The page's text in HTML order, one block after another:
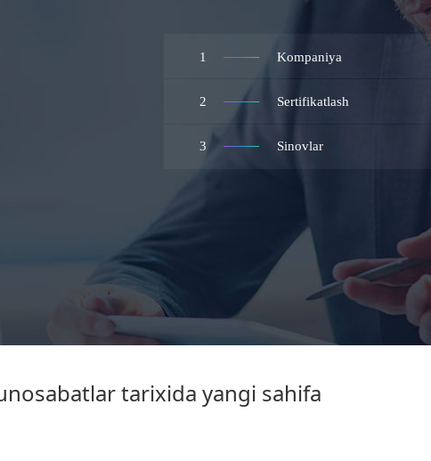
1 Kompaniya
2 Sertifikatlash
3 Sinovlar
tarixida yangi sahifa